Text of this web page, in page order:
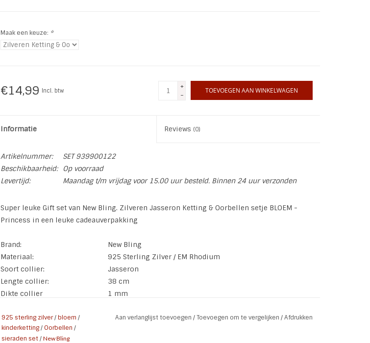
Maak een keuze: *
€14,99 Incl. btw
+
-
TOEVOEGEN AAN WINKELWAGEN
Informatie Reviews (0)
Artikelnummer:
SET 939900122
Beschikbaarheid:
Op voorraad
Levertijd:
Maandag t/m vrijdag voor 15.00 uur besteld. Binnen 24 uur verzonden
Super leuke Gift set van New Bling. Zilveren Jasseron Ketting & Oorbellen setje BLOEM -
Princess in een leuke cadeauverpakking
Brand:
New Bling
Materiaal:
925 Sterling Zilver / EM Rhodium
Soort collier:
Jasseron
Lengte collier:
38 cm
Dikte collier
1 mm
925 sterling zilver/bloem /
kinderketting/Oorbellen /
sieraden set/ New Bling
Aan verlanglijst toevoegen /Toevoegen om te vergelijken /Afdrukken